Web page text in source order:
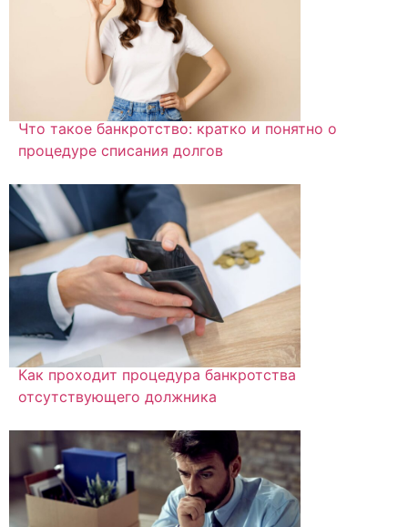
Что такое банкротство: кратко и понятно о
процедуре списания долгов
Как проходит процедура банкротства
отсутствующего должника